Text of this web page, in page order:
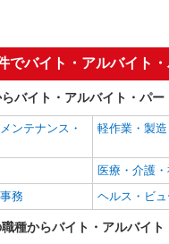
履歴書不要
未経験歓迎
躍中
英語が活かせ
英語以外）
高収入・高額
昇給あり
週払い
髪型・髪色
ピアスOK
でバイト・アルバイト
バイト・アルバイト・パー
ンテナンス・
軽作業・製
医療・介護
務
ヘルス・ビ
種からバイト・アルバイト